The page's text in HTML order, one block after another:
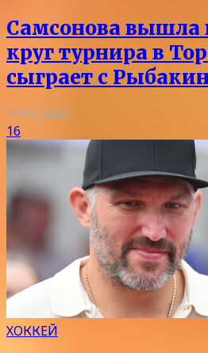
Самсонова вышла
круг турнира в
сыграет с
09.08.2026
16
ХОККЕЙ